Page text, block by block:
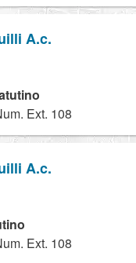
A.c.
Ext. 108
A.c.
Ext. 108